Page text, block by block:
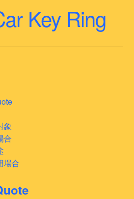
Key Ring
象
合
場合